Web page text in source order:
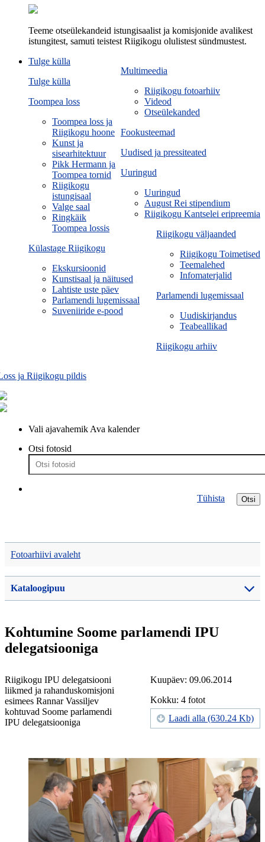
Teeme otseülekandeid istungisaalist ja komisjonide avalikest
istungitest, samuti teistest Riigikogu olulistest sündmustest.
Multimeedia
Riigikogu fotoarhiiv
Videod
Otseülekanded
Fookusteemad
Uudised ja pressiteated
Uuringud
Uuringud
August Rei stipendium
Riigikogu Kantselei eripreemia
Riigikogu väljaanded
Riigikogu Toimetised
Teemalehed
Infomaterjalid
Parlamendi lugemissaal
Uudiskirjandus
Teabeallikad
Riigikogu arhiiv
Tulge külla
Tulge külla
Toompea loss
Toompea loss ja
Riigikogu hoone
Kunst ja
sisearhitektuur
Pikk Hermann ja
Toompea tornid
Riigikogu
istungisaal
Valge saal
Ringkäik
Toompea lossis
Külastage Riigikogu
Ekskursioonid
Kunstisaal ja näitused
Lahtiste uste päev
Parlamendi lugemissaal
Suveniiride e-pood
ja Riigikogu pildis
Vali ajavahemik Ava kalender
Otsi fotosid
Otsi
Tühista
Fotoarhiivi avaleht
Kataloogipuu
Kohtumine Soome parlamendi IPU
delegatsiooniga
Kuupäev: 09.06.2014
Kokku: 4 fotot
Laadi alla (630.24 Kb)
Riigikogu IPU delegatsiooni
liikmed ja rahanduskomisjoni
esimees Rannar Vassiljev
kohtuvad Soome parlamendi
IPU delegatsiooniga